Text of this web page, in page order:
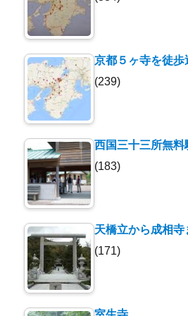
京都５ヶ寺を徒歩
(239)
西国三十三所無料
(183)
天橋立から成相寺
(171)